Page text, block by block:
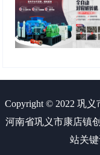
Copyright © 2022 巩
河南省巩义市康店镇
站关键